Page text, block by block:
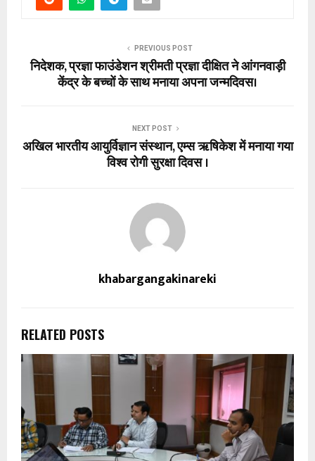
PREVIOUS POST
निदेशक, प्रज्ञा फाउंडेशन श्रीमती प्रज्ञा दीक्षित ने आंगनवाड़ी
केंद्र के बच्चों के साथ मनाया अपना जन्मदिवस।
NEXT POST
अखिल भारतीय आयुर्विज्ञान संस्थान, एम्स ऋषिकेश में मनाया गया
विश्व रोगी सुरक्षा दिवस ।
khabargangakinareki
RELATED POSTS